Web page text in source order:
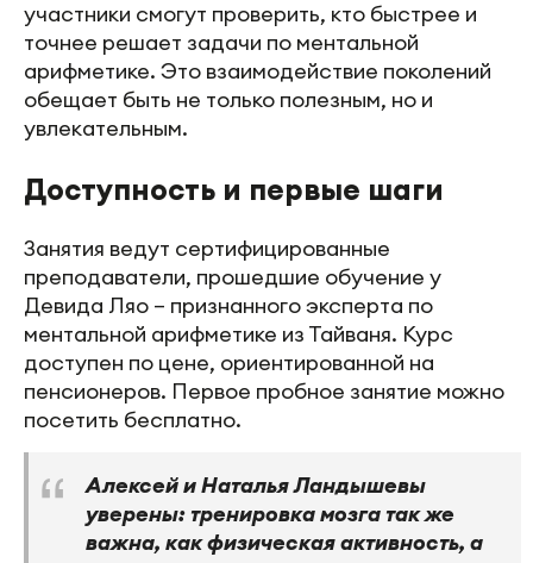
участники смогут проверить, кто быстрее и
точнее решает задачи по ментальной
арифметике. Это взаимодействие поколений
обещает быть не только полезным, но и
увлекательным.
Доступность и первые шаги
Занятия ведут сертифицированные
преподаватели, прошедшие обучение у
Девида Ляо – признанного эксперта по
ментальной арифметике из Тайваня. Курс
доступен по цене, ориентированной на
пенсионеров. Первое пробное занятие можно
посетить бесплатно.
Алексей и Наталья Ландышевы
уверены: тренировка мозга так же
важна, как физическая активность, а